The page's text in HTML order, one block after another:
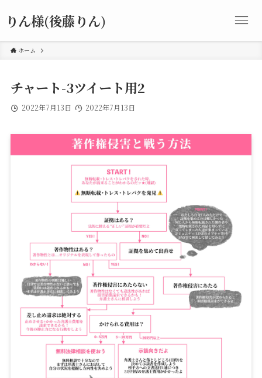
りん様(後藤りん)
ホーム
チャート-3ツイート用2
2022年7月13日 2022年7月13日